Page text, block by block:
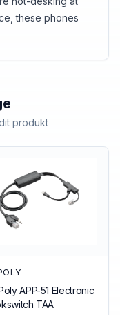
these phones
produkt
APP-51 Electronic
TAA